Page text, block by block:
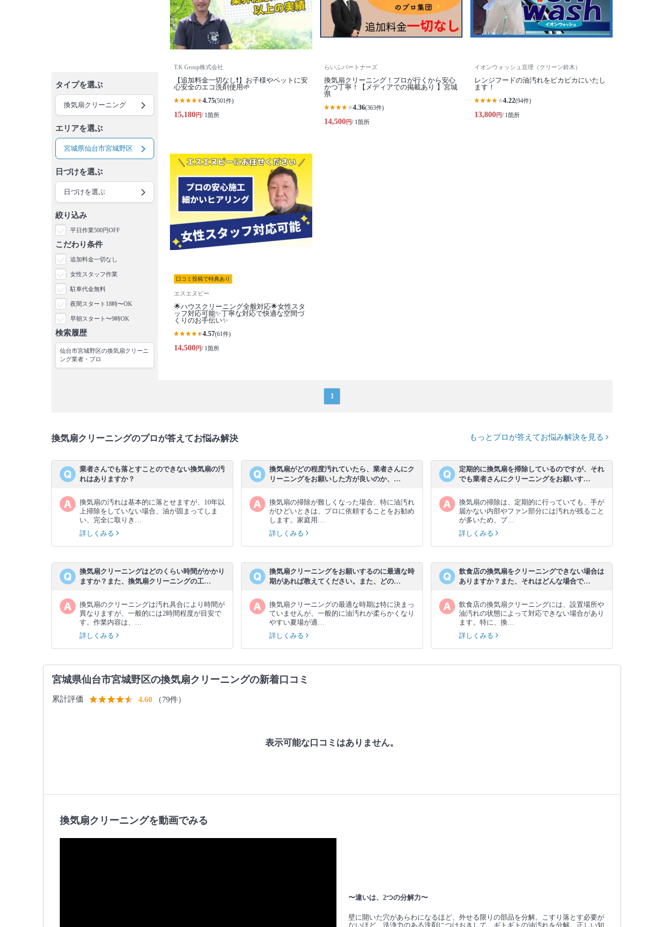
タイプを選ぶ
換気扇クリーニング
エリアを選ぶ
宮城県仙台市宮城野区
日づけを選ぶ
日づけを選ぶ
絞り込み
平日作業500円OFF
こだわり条件
追加料金一切なし
女性スタッフ作業
駐車代金無料
夜間スタート18時〜OK
早朝スタート〜9時OK
検索履歴
仙台市宮城野区の換気扇クリーニ
ング業者・プロ
T.K Group株式会社
【追加料金一切なし❗️】お子様やペットに安
心安全のエコ洗剤使用🌱
4.75(501件)
15,180円/ 1箇所
らいふパートナーズ
換気扇クリーニング！プロが行くから安心
かつ丁寧！【メディアでの掲載あり 】宮城
県
4.36(363件)
14,500円/ 1箇所
イオンウォッシュ亘理（クリーン鈴木）
レンジフードの油汚れをピカピカにいたし
ます！
4.22(94件)
13,800円/ 1箇所
口コミ投稿で特典あり
エスエヌビー
🌟ハウスクリーニング全般対応🌟女性スタ
ッフ対応可能✨丁寧な対応で快適な空間づ
くりのお手伝い✨
4.57(61件)
14,500円/ 1箇所
1
換気扇クリーニングのプロが答えてお悩み解決 もっとプロが答えてお悩み解決を見る
業者さんでも落とすことのできない換気扇の汚
れはありますか？
換気扇の汚れは基本的に落とせますが、10年以
上掃除をしていない場合、油が固まってしま
い、完全に取りき…
詳しくみる
換気扇がどの程度汚れていたら、業者さんにク
リーニングをお願いした方が良いのか、…
換気扇の掃除が難しくなった場合、特に油汚れ
がひどいときは、プロに依頼することをお勧め
します。家庭用…
詳しくみる
定期的に換気扇を掃除しているのですが、それ
でも業者さんにクリーニングをお願いす…
換気扇の掃除は、定期的に行っていても、手が
届かない内部やファン部分には汚れが残ること
が多いため、プ…
詳しくみる
換気扇クリーニングはどのくらい時間がかかり
ますか？また、換気扇クリーニングの工…
換気扇のクリーニングは汚れ具合により時間が
異なりますが、一般的には2時間程度が目安で
す。作業内容は、…
詳しくみる
換気扇クリーニングをお願いするのに最適な時
期があれば教えてください。また、どの…
換気扇クリーニングの最適な時期は特に決まっ
ていませんが、一般的に油汚れが柔らかくなり
やすい夏場が適…
詳しくみる
飲食店の換気扇をクリーニングできない場合は
ありますか？また、それはどんな場合で…
飲食店の換気扇クリーニングには、設置場所や
油汚れの状態によって対応できない場合があり
ます。特に、換…
詳しくみる
宮城県仙台市宮城野区の換気扇クリーニングの新着口コミ
累計評価 4.60 （79件）
表示可能な口コミはありません。
換気扇クリーニングを動画でみる
〜違いは、2つの分解力〜
壁に開いた穴があらわになるほど、外せる限りの部品を分解。こすり落とす必要が
ないほど、洗浄力のある洗剤につけおきして、ギトギトの油汚れを分解。正しい知